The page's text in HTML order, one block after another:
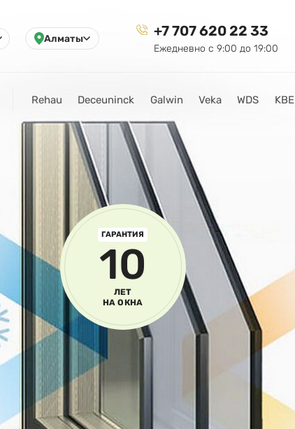
Алматы +7 707 620 22 33
Ежедневно с 9:00 до 19:00
Rehau Deceuninck Galwin Veka WDS KBE
ГАРАНТИЯ
10
ЛЕТ
НА ОКНА